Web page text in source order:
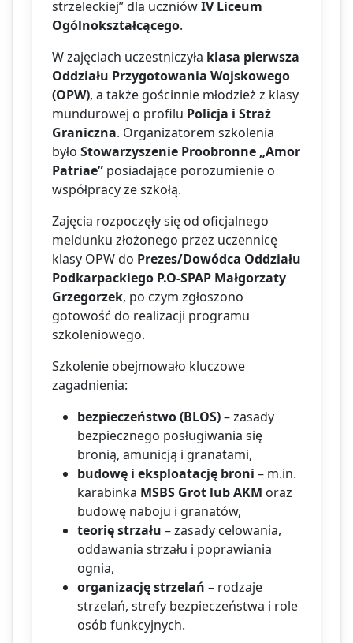
strzeleckiej” dla uczniówIV Liceum
Ogólnokształcącego.
W zajęciach uczestniczyła klasa pierwsza
Oddziału Przygotowania Wojskowego
(OPW), a także gościnnie młodzież z klasy
mundurowej o profilu Policja i Straż
Graniczna. Organizatorem szkolenia
było Stowarzyszenie Proobronne „Amor
Patriae” posiadające porozumienie o
współpracy ze szkołą.
Zajęcia rozpoczęły się od oficjalnego
meldunku złożonego przez uczennicę
klasy OPW do Prezes/Dowódca Oddziału
Podkarpackiego P.O-SPAP Małgorzaty
Grzegorzek, po czym zgłoszono
gotowość do realizacji programu
szkoleniowego.
Szkolenie obejmowało kluczowe
zagadnienia:
bezpieczeństwo (BLOS)– zasady
bezpiecznego posługiwania się
bronią, amunicją i granatami,
budowę i eksploatację broni – m.in.
karabinka MSBS Grot lub AKM oraz
budowę naboju i granatów,
teorię strzału – zasady celowania,
oddawania strzału i poprawiania
ognia,
organizację strzelań – rodzaje
strzelań, strefy bezpieczeństwa i role
osób funkcyjnych.